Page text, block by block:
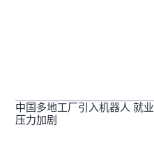
中国多地工厂引入机器人 就业
压力加剧